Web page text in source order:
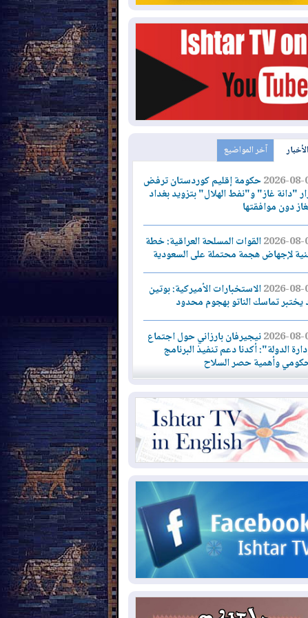
الأخبار آخر المواضيع
2026-08-حكومة إقليم كوردستان ترفض
"دانة غاز" و"نفط الهلال" بتزويد بغداد
دون موافقتها
2026-08-القوات المسلحة العراقية: خطة
لإجهاض هجمة محتملة على السعودية
2026-08-الاستخبارات الأميركية: بوتين
يختبر تماسك الناتو بهجوم محدود
2026-08-نيجيرفان بارزاني حول اجتماع
الدولة": أكدنا دعم تنفيذ البرنامج
وأهمية حصر السلاح
2026-08-ائتلاف ادارة الدولة: من
بسلوك يهدد امن البلاد خارجون عن
القانون يجب محاربتهم
2026-08-بعد هجومين قرب باب المندب..
2026-08-مئات القاصرين بلا مأوى.. أزمة
تتصاعد وتضغط على مدريد
لمدة عام.. بدء توريد 100
قدم مكعب يومياً من غاز كورمور في
كوردستان إلى وزارة الكهرباء العراقية